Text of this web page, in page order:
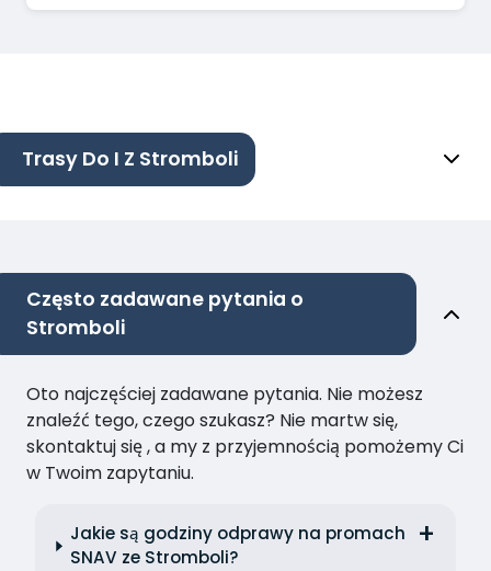
Trasy Do I Z Stromboli
Często zadawane pytania o
Stromboli
Oto najczęściej zadawane pytania. Nie możesz
znaleźć tego, czego szukasz? Nie martw się,
skontaktuj się , a my z przyjemnością pomożemy Ci
w Twoim zapytaniu.
Jakie są godziny odprawy na promach
SNAV ze Stromboli?